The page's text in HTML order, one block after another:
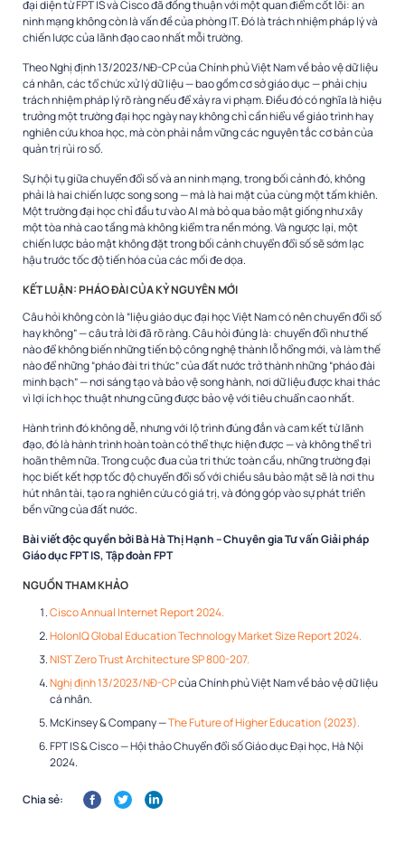
đại diện từ FPT IS và Cisco đã đồng thuận với một quan điểm cốt lõi: an
ninh mạng không còn là vấn đề của phòng IT. Đó là trách nhiệm pháp lý và
chiến lược của lãnh đạo cao nhất mỗi trường.
Theo Nghị định 13/2023/NĐ-CP của Chính phủ Việt Nam về bảo vệ dữ liệu
cá nhân, các tổ chức xử lý dữ liệu — bao gồm cơ sở giáo dục — phải chịu
trách nhiệm pháp lý rõ ràng nếu để xảy ra vi phạm. Điều đó có nghĩa là hiệu
trưởng một trường đại học ngày nay không chỉ cần hiểu về giáo trình hay
nghiên cứu khoa học, mà còn phải nắm vững các nguyên tắc cơ bản của
quản trị rủi ro số.
Sự hội tụ giữa chuyển đổi số và an ninh mạng, trong bối cảnh đó, không
phải là hai chiến lược song song — mà là hai mặt của cùng một tấm khiên.
Một trường đại học chỉ đầu tư vào AI mà bỏ qua bảo mật giống như xây
một tòa nhà cao tầng mà không kiểm tra nền móng. Và ngược lại, một
chiến lược bảo mật không đặt trong bối cảnh chuyển đổi số sẽ sớm lạc
hậu trước tốc độ tiến hóa của các mối đe dọa.
KẾT LUẬN: PHÁO ĐÀI CỦA KỶ NGUYÊN MỚI
Câu hỏi không còn là “liệu giáo dục đại học Việt Nam có nên chuyển đổi số
hay không” — câu trả lời đã rõ ràng. Câu hỏi đúng là: chuyển đổi như thế
nào để không biến những tiến bộ công nghệ thành lỗ hổng mới, và làm thế
nào để những “pháo đài tri thức” của đất nước trở thành những “pháo đài
minh bạch” — nơi sáng tạo và bảo vệ song hành, nơi dữ liệu được khai thác
vì lợi ích học thuật nhưng cũng được bảo vệ với tiêu chuẩn cao nhất.
Hành trình đó không dễ, nhưng với lộ trình đúng đắn và cam kết từ lãnh
đạo, đó là hành trình hoàn toàn có thể thực hiện được — và không thể trì
hoãn thêm nữa. Trong cuộc đua của tri thức toàn cầu, những trường đại
học biết kết hợp tốc độ chuyển đổi số với chiều sâu bảo mật sẽ là nơi thu
hút nhân tài, tạo ra nghiên cứu có giá trị, và đóng góp vào sự phát triển
bền vững của đất nước.
Bài viết độc quyền bởi Bà Hà Thị Hạnh–Chuyên gia Tư vấn Giải pháp
Giáo dục FPT IS, Tập đoàn FPT
NGUỒN THAM KHẢO
Cisco Annual Internet Report 2024.
HolonIQ Global Education Technology Market Size Report 2024.
NIST Zero Trust Architecture SP 800-207.
Nghị định 13/2023/NĐ-CPcủa Chính phủ Việt Nam về bảo vệ dữ liệu
cá nhân.
McKinsey & Company —The Future of Higher Education (2023).
FPT IS & Cisco — Hội thảo Chuyển đổi số Giáo dục Đại học, Hà Nội
2024.
Chia sẻ: